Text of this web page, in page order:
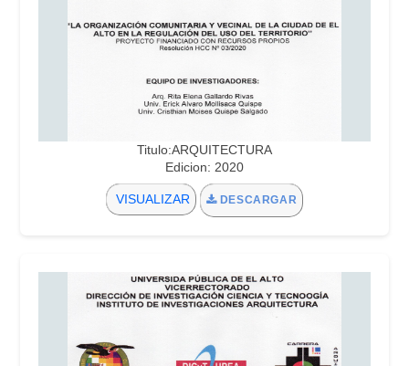
Titulo:ARQUITECTURA
Edicion: 2020
VISUALIZAR DESCARGAR